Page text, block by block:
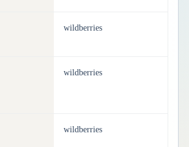
wildberries
wildberries
wildberries